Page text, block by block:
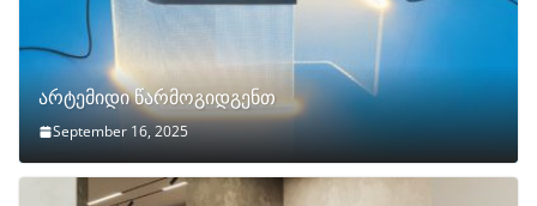
არტემიდი წარმოგიდგენთ
September 16, 2025